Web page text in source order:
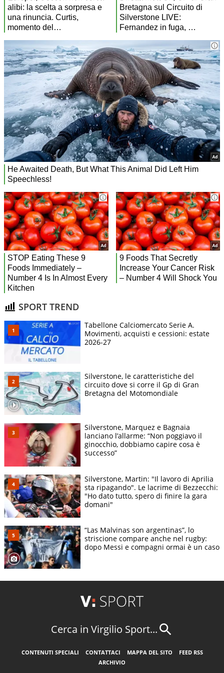
SPORT TREND
Tabellone Calciomercato Serie A.
Movimenti, acquisti e cessioni: estate
2026-27
Silverstone, le caratteristiche del
circuito dove si corre il Gp di Gran
Bretagna del Motomondiale
Silverstone, Marquez e Bagnaia
lanciano l’allarme: “Non poggiavo il
ginocchio, dobbiamo capire cosa è
successo”
Silverstone, Martin: "Il lavoro di Aprilia
sta ripagando". Le lacrime di Bezzecchi:
"Ho dato tutto, spero di finire la gara
domani"
“Las Malvinas son argentinas”, lo
striscione compare anche nel rugby:
dopo Messi e compagni ormai è un caso
Cerca in Virgilio Sport...
CONTENUTI SPECIALI CONTATTACI MAPPA DEL SITO
FEED RSS
ARCHIVIO